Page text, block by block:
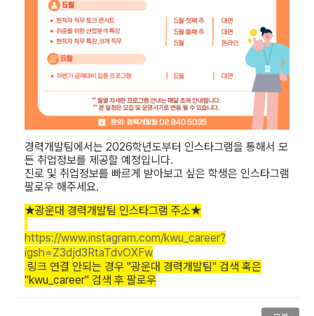
경력개발팀에서는 2026학년도부터 인스타그램을 통해서 모
든 취업정보를 제공할 예정입니다.
진로 및 취업정보를 빠르게 받아보고 싶은 학생은 인스타그램
팔로우 해주세요.
★광운대 경력개발팀 인스타그램 주소★
https://www.instagram.com/kwu_career?
igsh=Z3djd3RtaTdvOXFw
링크 연결 안되는 경우 "광운대 경력개발팀" 검색 혹은
"kwu_career" 검색 후 팔로우